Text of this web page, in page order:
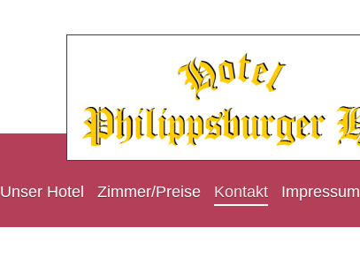
Unser Hotel Zimmer/Preise Kontakt Impressum